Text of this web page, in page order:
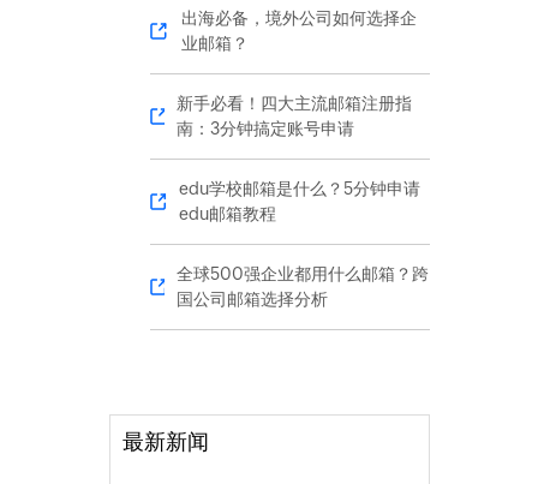
出海必备，境外公司如何选择企
业邮箱？
新手必看！四大主流邮箱注册指
南：3分钟搞定账号申请
edu学校邮箱是什么？5分钟申请
edu邮箱教程
全球500强企业都用什么邮箱？跨
国公司邮箱选择分析
最新新闻